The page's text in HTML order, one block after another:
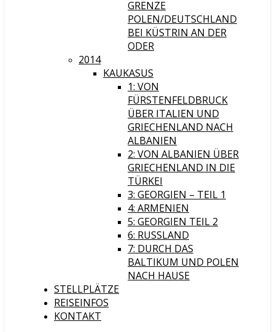
GRENZE
POLEN/DEUTSCHLAND
BEI KÜSTRIN AN DER
ODER
2014
KAUKASUS
1: VON
FÜRSTENFELDBRUCK
ÜBER ITALIEN UND
GRIECHENLAND NACH
ALBANIEN
2: VON ALBANIEN ÜBER
GRIECHENLAND IN DIE
TÜRKEI
3: GEORGIEN – TEIL 1
4: ARMENIEN
5: GEORGIEN TEIL 2
6: RUSSLAND
7: DURCH DAS
BALTIKUM UND POLEN
NACH HAUSE
STELLPLÄTZE
REISEINFOS
KONTAKT